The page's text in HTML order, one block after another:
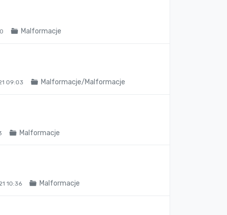
Malformacje
09:03 Malformacje/Malformacje
Malformacje
10:36 Malformacje